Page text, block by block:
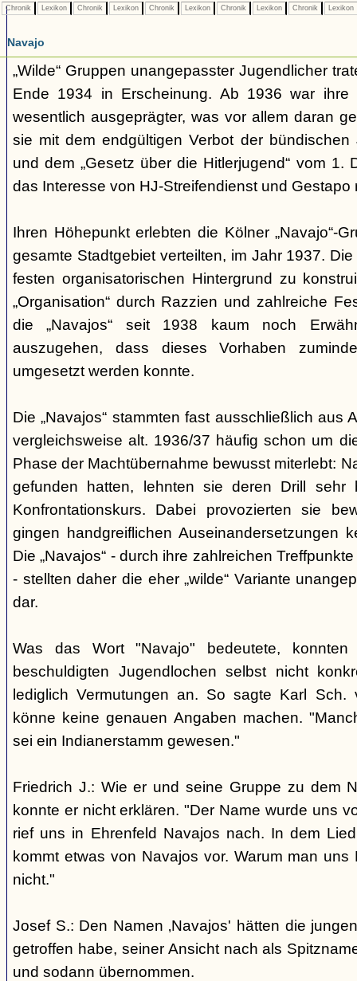
Chronik Lexikon Chronik Lexikon Chronik Lexikon Chronik Lexikon Chronik Lexikon
Navajo
„Wilde“ Gruppen unangepasster Jugendlicher
Ende 1934 in Erscheinung. Ab 1936 war ihre
wesentlich ausgeprägter, was vor allem daran
sie mit dem endgültigen Verbot der
und dem „Gesetz über die Hitlerjugend“ vom 1.
das Interesse von HJ-Streifendienst und Gestapo
Ihren Höhepunkt erlebten die Kölner „Navajo“-
gesamte Stadtgebiet verteilten, im Jahr 1937.
festen organisatorischen Hintergrund zu
„Organisation“ durch Razzien und zahlreiche
die „Navajos“ seit 1938 kaum noch
auszugehen, dass dieses Vorhaben
umgesetzt werden konnte.
Die „Navajos“ stammten fast ausschließlich aus
vergleichsweise alt. 1936/37 häufig schon um
Phase der Machtübernahme bewusst miterlebt:
gefunden hatten, lehnten sie deren Drill
Konfrontationskurs. Dabei provozierten sie
gingen handgreiflichen Auseinandersetzungen
Die „Navajos“ - durch ihre zahlreichen
- stellten daher die eher „wilde“ Variante
dar.
Was das Wort "Navajo" bedeutete, konnten
beschuldigten Jugendlochen selbst nicht
lediglich Vermutungen an. So sagte Karl
könne keine genauen Angaben machen.
sei ein Indianerstamm gewesen."
Friedrich J.: Wie er und seine Gruppe zu dem
konnte er nicht erklären. "Der Name wurde uns
rief uns in Ehrenfeld Navajos nach. In dem
kommt etwas von Navajos vor. Warum man
nicht."
Josef S.: Den Namen ‚Navajos' hätten die
getroffen habe, seiner Ansicht nach als
und sodann übernommen.